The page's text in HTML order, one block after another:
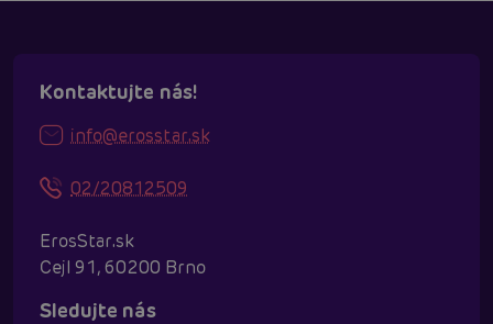
Kontaktujte nás!
info@erosstar.sk
02/20812509
ErosStar.sk
Cejl 91, 60200 Brno
Sledujte nás